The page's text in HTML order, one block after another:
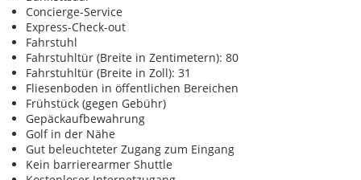
Concierge-Service
Express-Check-out
Fahrstuhl
Fahrstuhltür (Breite in Zentimetern): 80
Fahrstuhltür (Breite in Zoll): 31
Fliesenboden in öffentlichen Bereichen
Frühstück (gegen Gebühr)
Gepäckaufbewahrung
Golf in der Nähe
Gut beleuchteter Zugang zum Eingang
Kein barrierearmer Shuttle